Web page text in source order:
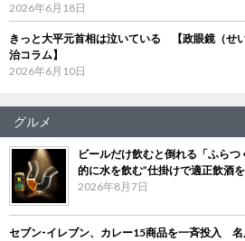
2026年6月18日
きっと大平元首相は泣いている 【政眼鏡（せ
治コラム】
2026年6月10日
グルメ
ビールだけ飲むと倒れる「ふら
的に水を飲む”仕掛けで適正飲酒
2026年8月7日
セブン‐イレブン、カレー15商品を一斉投入